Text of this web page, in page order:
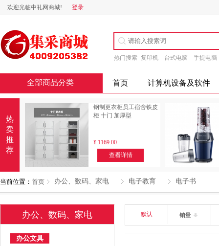
欢迎光临中礼网商城! 登录
热门搜索 复印机 台式电脑 手提电脑
全部商品分类 首页 计算机设备及软件
热
卖
推
荐
钢制更衣柜员工宿舍铁皮
柜 十门 加厚型
¥ 1169.00
查看详情
当前位置： 首页 办公、数码、家电 电子教育 电子书
办公、数码、家电
办公文具
默认 销量